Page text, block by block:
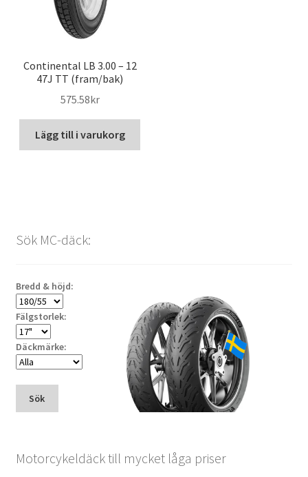
Continental LB 3.00 – 12
47J TT (fram/bak)
575.58kr
Lägg till i varukorg
Sök MC-däck:
Bredd & höjd:
Fälgstorlek:
Däckmärke:
Sök
Motorcykeldäck till mycket låga priser